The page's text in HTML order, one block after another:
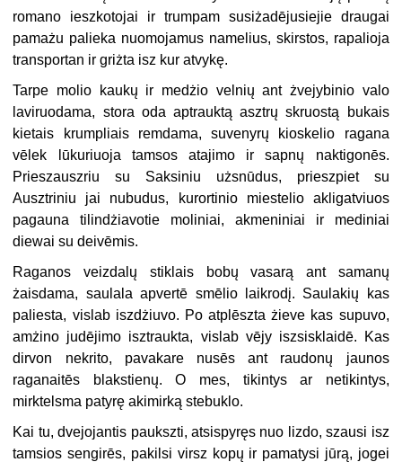
romano ieszkotojai ir trumpam susiżadējusiejie draugai
pamażu palieka nuomojamus namelius, skirstos, rapalioja
transportan ir griżta isz kur atvykę.
Tarpe molio kaukų ir medżio velnių ant żvejybinio valo
laviruodama, stora oda aptrauktą asztrų skruostą bukais
kietais krumpliais remdama, suvenyrų kioskelio ragana
vēlek lūkuriuoja tamsos atajimo ir sapnų naktigonēs.
Prieszauszriu su Saksiniu użsnūdus, prieszpiet su
Ausztriniu jai nubudus, kurortinio miestelio akligatviuos
pagauna tilindżiavotie moliniai, akmeniniai ir mediniai
diewai su deivēmis.
Raganos veizdalų stiklais bobų vasarą ant samanų
żaisdama, saulala apvertē smēlio laikrodį. Saulakių kas
paliesta, vislab iszdżiuvo. Po atplēszta żieve kas supuvo,
amżino judējimo isztraukta, vislab vējy iszsisklaidē. Kas
dirvon nekrito, pavakare nusēs ant raudonų jaunos
raganaitēs blakstienų. O mes, tikintys ar netikintys,
mirktelsma patyrę akimirką stebuklo.
Kai tu, dvejojantis paukszti, atsispyręs nuo lizdo, szausi isz
tamsios sengirēs, pakilsi virsz kopų ir pamatysi jūrą, jogei